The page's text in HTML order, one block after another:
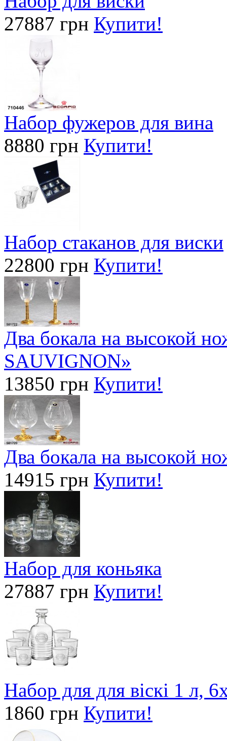
27887 грн Купити!
Набор фужеров для вина
8880 грн Купити!
Набор стаканов для виски
22800 грн Купити!
Два бокала на высокой
SAUVIGNON»
13850 грн Купити!
Два бокала на высокой
14915 грн Купити!
Набор для коньяка
27887 грн Купити!
Набор для для віскі 1 л,
1860 грн Купити!